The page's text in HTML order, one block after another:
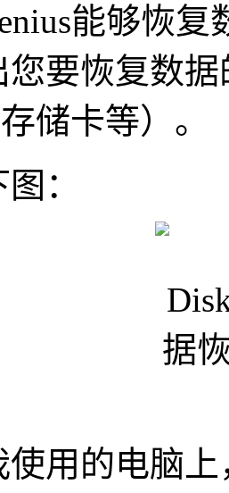
能够恢复
您要恢复数
储卡等）。
：
的电脑上